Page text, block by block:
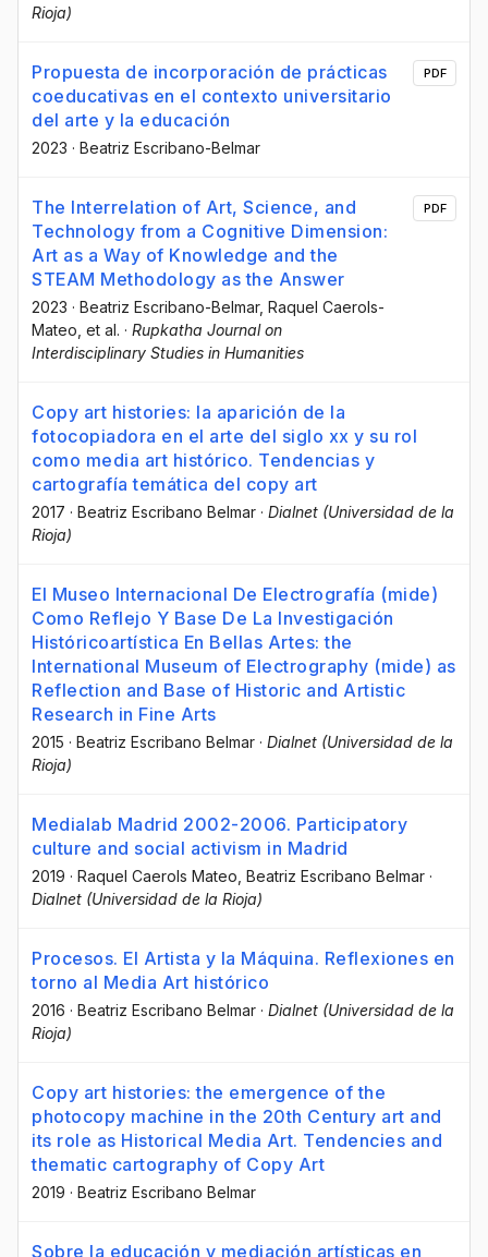
Rioja)
Propuesta de incorporación de prácticas
coeducativas en el contexto universitario
del arte y la educación
2023 · Beatriz Escribano-Belmar
PDF
The Interrelation of Art, Science, and
Technology from a Cognitive Dimension:
Art as a Way of Knowledge and the
STEAM Methodology as the Answer
2023 · Beatriz Escribano-Belmar, Raquel Caerols-
Mateo , et al. · Rupkatha Journal on
Interdisciplinary Studies in Humanities
PDF
Copy art histories: la aparición de la
fotocopiadora en el arte del siglo xx y su rol
como media art histórico. Tendencias y
cartografía temática del copy art
2017 · Beatriz Escribano Belmar · Dialnet (Universidad de la
Rioja)
El Museo Internacional De Electrografía (mide)
Como Reflejo Y Base De La Investigación
Históricoartística En Bellas Artes: the
International Museum of Electrography (mide) as
Reflection and Base of Historic and Artistic
Research in Fine Arts
2015 · Beatriz Escribano Belmar · Dialnet (Universidad de la
Rioja)
Medialab Madrid 2002-2006. Participatory
culture and social activism in Madrid
2019 · Raquel Caerols Mateo , Beatriz Escribano Belmar ·
Dialnet (Universidad de la Rioja)
Procesos. El Artista y la Máquina. Reflexiones en
torno al Media Art histórico
2016 · Beatriz Escribano Belmar · Dialnet (Universidad de la
Rioja)
Copy art histories: the emergence of the
photocopy machine in the 20th Century art and
its role as Historical Media Art. Tendencies and
thematic cartography of Copy Art
2019 · Beatriz Escribano Belmar
Sobre la educación y mediación artísticas en